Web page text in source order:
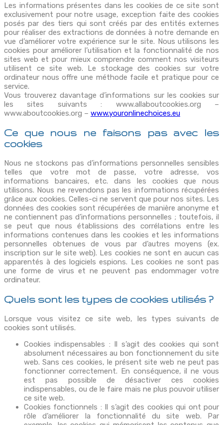
Les informations présentes dans les cookies de ce site sont
exclusivement pour notre usage, exception faite des cookies
posés par des tiers qui sont créés par des entités externes
pour réaliser des extractions de données à notre demande en
vue d’améliorer votre expérience sur le site. Nous utilisons les
cookies pour améliorer l’utilisation et la fonctionnalité de nos
sites web et pour mieux comprendre comment nos visiteurs
utilisent ce site web. Le stockage des cookies sur votre
ordinateur nous offre une méthode facile et pratique pour ce
service.
Vous trouverez davantage d’informations sur les cookies sur
les sites suivants : www.allaboutcookies.org –
www.aboutcookies.org – www.youronlinechoices.eu
Ce que nous ne faisons pas avec les
cookies
Nous ne stockons pas d’informations personnelles sensibles
telles que votre mot de passe, votre adresse, vos
informations bancaires, etc. dans les cookies que nous
utilisons. Nous ne revendons pas les informations récupérées
grâce aux cookies. Celles-ci ne servent que pour nos sites. Les
données des cookies sont récupérées de manière anonyme et
ne contiennent pas d’informations personnelles ; toutefois, il
se peut que nous établissions des corrélations entre les
informations contenues dans les cookies et les informations
personnelles obtenues de vous par d’autres moyens (ex.
inscription sur le site web). Les cookies ne sont en aucun cas
apparentés à des logiciels espions. Les cookies ne sont pas
une forme de virus et ne peuvent pas endommager votre
ordinateur.
Quels sont les types de cookies utilisés ?
Lorsque vous visitez ce site web, les types suivants de
cookies sont utilisés.
Cookies indispensables : Il s’agit des cookies qui sont
absolument nécessaires au bon fonctionnement du site
web. Sans ces cookies, le présent site web ne peut pas
fonctionner correctement. En conséquence, il ne vous
est pas possible de désactiver ces cookies
indispensables, ou de le faire mais ne plus pouvoir utiliser
ce site web.
Cookies fonctionnels : Il s’agit des cookies qui ont pour
rôle d’améliorer la fonctionnalité du site web. Par